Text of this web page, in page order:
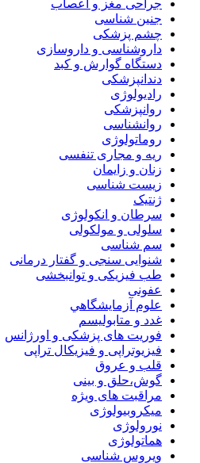
جراحی مغز و اعصاب
جنین شناسی
چشم پزشکی
داروشناسی و داروسازی
دستگاه گوارش و کبد
دندانپزشکی
رادیولوژی
روانپزشکی
روانشناسی
روماتولوژی
ریه و مجاری تنفسی
زنان و زایمان
زیست شناسی
ژنتیک
سرطان و انکولوژی
سلولی و مولکولی
سم شناسی
شنوایی سنجی و گفتار درمانی
طب فیزیکی و توانبخشی
عفونی
علوم آزمايشگاهي
غدد و متابولیسم
فوریت های پزشکی و اورژانس
فیزیوتراپی و فیزیکال تراپی
قلب و عروق
گوش،حلق و بینی
مراقبت های ویژه
میکروبیولوژی
نورولوژی
هماتولوژی
ویروس شناسی